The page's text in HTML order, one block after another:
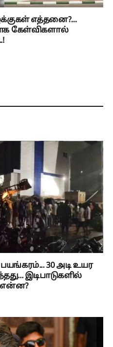
எத்தனை?...
கேள்விகளால்
30 அடி உயர
இடிபாடுகளில்
என்ன?